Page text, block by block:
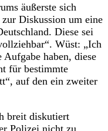
äußerste sich
Diskussion um eine
Diese sei
Wüst: „Ich
haben, diese
für bestimmte
auf den ein zweiter
breit diskutiert
Polizei nicht zu